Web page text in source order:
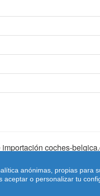
coches-
anónimas, propias
aceptar o personalizar tu